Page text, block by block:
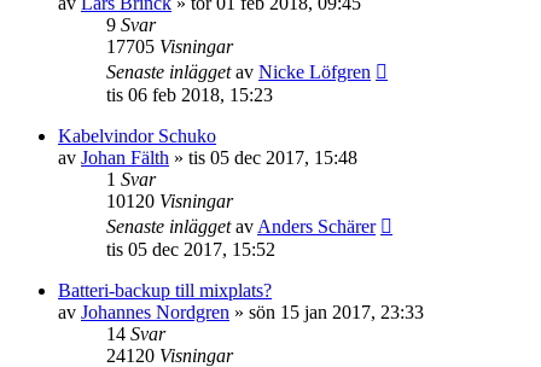
9 Svar
17705 Visningar
Senaste inläggetav Nicke Löfgren
tis 06 feb 2018, 15:23
Kabelvindor Schuko
av Johan Fälth » tis 05 dec 2017, 15:48
1 Svar
10120 Visningar
Senaste inläggetav Anders Schärer
tis 05 dec 2017, 15:52
Batteri-backup till mixplats?
av Johannes Nordgren » sön 15 jan 2017, 23:33
14 Svar
24120 Visningar